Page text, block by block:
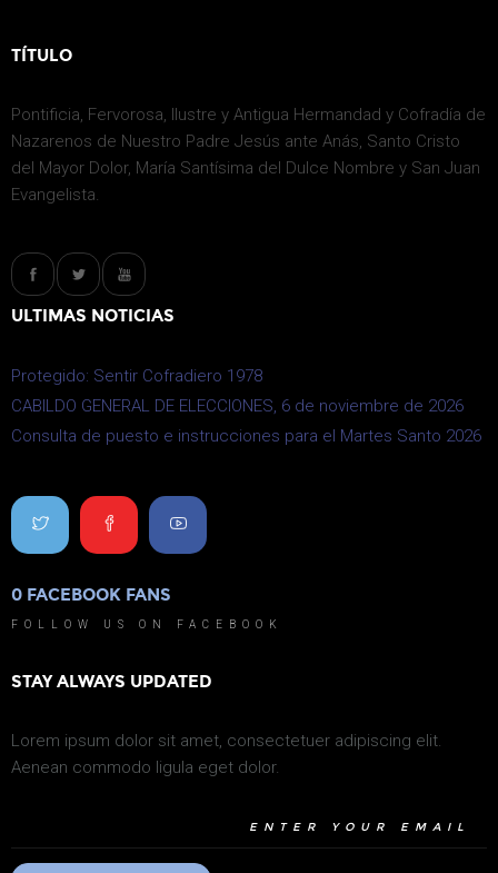
TÍTULO
Pontificia, Fervorosa, Ilustre y Antigua Hermandad y Cofradía de
Nazarenos de Nuestro Padre Jesús ante Anás, Santo Cristo
del Mayor Dolor, María Santísima del Dulce Nombre y San Juan
Evangelista.
ULTIMAS NOTICIAS
Protegido: Sentir Cofradiero 1978
CABILDO GENERAL DE ELECCIONES, 6 de noviembre de 2026
Consulta de puesto e instrucciones para el Martes Santo 2026
0 FACEBOOK FANS
FOLLOW US ON FACEBOOK
STAY ALWAYS UPDATED
Lorem ipsum dolor sit amet, consectetuer adipiscing elit.
Aenean commodo ligula eget dolor.